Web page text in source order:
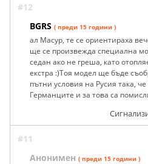
#12
BGRS ( преди 15 години )
ал Масур, те се ориентираха
ще се произвежда специална
седан ако не греша, като
екстра :)Тоя модел ще бъде
пътни условия на Русия така,
Германците и за това са
#11
Анонимен ( преди 15 години )